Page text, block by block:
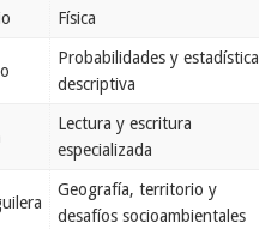
Física
Probabilidades y estadística
descriptiva
Lectura y escritura
especializada
Geografía, territorio y
desafíos socioambientales